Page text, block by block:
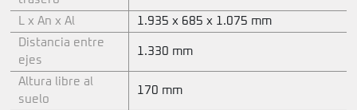
L x An x Al
1.935 x 685 x 1.075 mm
Distancia entre
ejes
1.330 mm
Altura libre al
suelo
170 mm